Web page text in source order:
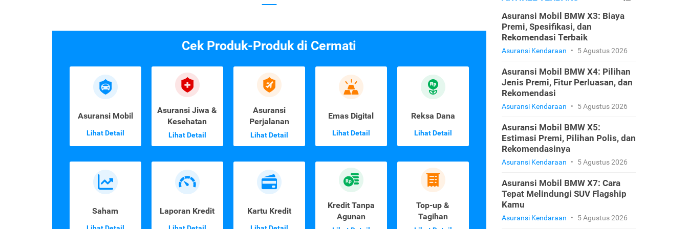
Cek Produk-Produk di Cermati
Asuransi Mobil
Lihat Detail
Asuransi Jiwa &
Kesehatan
Lihat Detail
Asuransi
Perjalanan
Lihat Detail
Emas Digital
Lihat Detail
Reksa Dana
Lihat Detail
Saham Laporan Kredit Kartu Kredit
Kredit Tanpa
Agunan
Top-up &
Tagihan
Asuransi Mobil BMW X3: Biaya
Premi, Spesifikasi, dan
Rekomendasi Terbaik
Asuransi Kendaraan • 5 Agustus 2026
Asuransi Mobil BMW X4: Pilihan
Jenis Premi, Fitur Perluasan, dan
Rekomendasi
Asuransi Kendaraan • 5 Agustus 2026
Asuransi Mobil BMW X5:
Estimasi Premi, Pilihan Polis, dan
Rekomendasinya
Asuransi Kendaraan • 5 Agustus 2026
Asuransi Mobil BMW X7: Cara
Tepat Melindungi SUV Flagship
Kamu
Asuransi Kendaraan • 5 Agustus 2026